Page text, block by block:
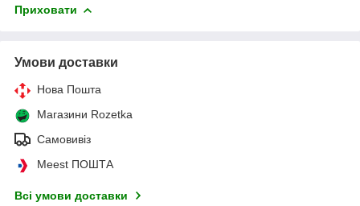
Приховати
Умови доставки
Нова Пошта
Магазини Rozetka
Самовивіз
Meest ПОШТА
Всі умови доставки